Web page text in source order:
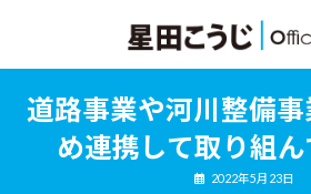
ン
ー
道路事業や河川整備
め連携して取り組ん
2022年5月23日